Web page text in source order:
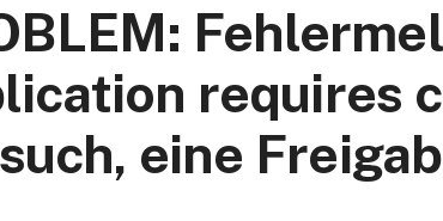
requires
eine